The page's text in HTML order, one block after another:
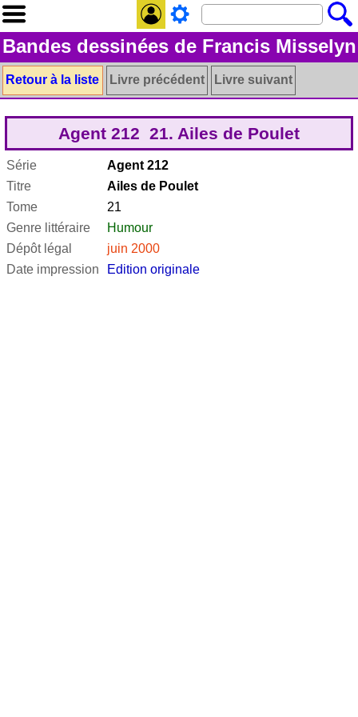
Bandes dessinées de Francis Misselyn
Retour à la liste Livre précédent Livre suivant
Agent 212 21. Ailes de Poulet
Série
Agent 212
Titre
Ailes de Poulet
Tome
21
Genre littéraire
Humour
Dépôt légal
juin 2000
Date impression
Edition originale